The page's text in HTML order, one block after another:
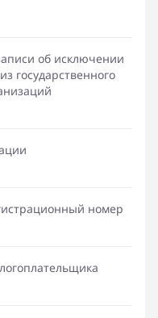
об исключении
государственного
номер